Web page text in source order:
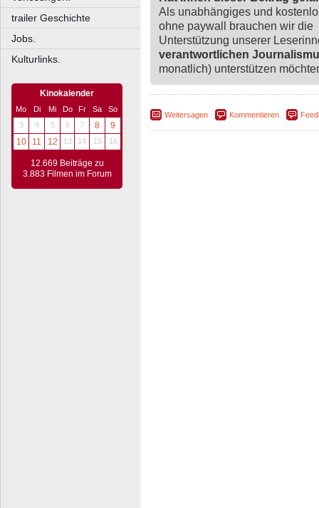
trailer Geschichte
Jobs.
Kulturlinks.
Kinokalender
Mo Di Mi Do Fr Sa
So
3
4 5 6 7 8
9
10
11 12 13 14 15 16
12.669 Beiträge zu
3.883 Filmen im Forum
Als unabhängiges und
ohne paywall brauchen wir die
Unterstützung unserer
verantwortlichen
monatlich) unterstützen
Weitersagen Kommentieren